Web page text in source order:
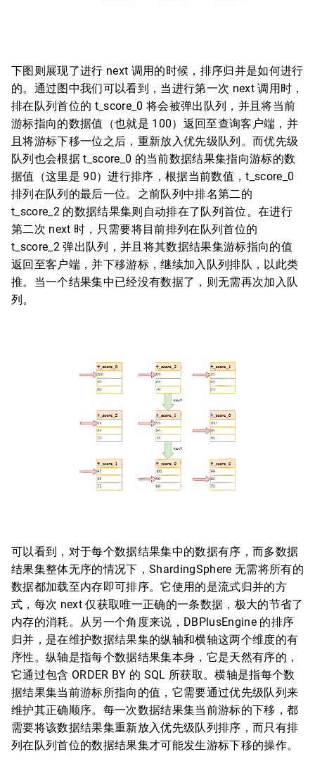
下图则展现了进行 next 调用的时候，排序归并是如何进行
的。通过图中我们可以看到，当进行第一次 next 调用时，
排在队列首位的 t_score_0 将会被弹出队列，并且将当前
游标指向的数据值（也就是 100）返回至查询客户端，并
且将游标下移一位之后，重新放入优先级队列。而优先级
队列也会根据 t_score_0 的当前数据结果集指向游标的数
据值（这里是 90）进行排序，根据当前数值，t_score_0
排列在队列的最后一位。之前队列中排名第二的
t_score_2 的数据结果集则自动排在了队列首位。在进行
第二次 next 时，只需要将目前排列在队列首位的
t_score_2 弹出队列，并且将其数据结果集游标指向的值
返回至客户端，并下移游标，继续加入队列排队，以此类
推。当一个结果集中已经没有数据了，则无需再次加入队
列。
可以看到，对于每个数据结果集中的数据有序，而多数据
结果集整体无序的情况下，ShardingSphere 无需将所有的
数据都加载至内存即可排序。它使用的是流式归并的方
式，每次 next 仅获取唯一正确的一条数据，极大的节省了
内存的消耗。从另一个角度来说，DBPlusEngine 的排序
归并，是在维护数据结果集的纵轴和横轴这两个维度的有
序性。纵轴是指每个数据结果集本身，它是天然有序的，
它通过包含 ORDER BY 的 SQL 所获取。横轴是指每个数
据结果集当前游标所指向的值，它需要通过优先级队列来
维护其正确顺序。每一次数据结果集当前游标的下移，都
需要将该数据结果集重新放入优先级队列排序，而只有排
列在队列首位的数据结果集才可能发生游标下移的操作。